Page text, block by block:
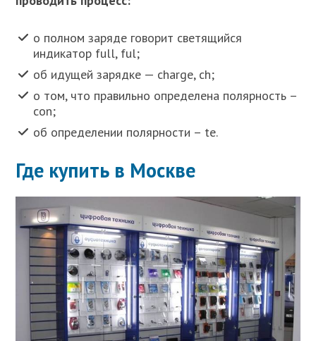
о полном заряде говорит светящийся
индикатор full, ful;
об идущей зарядке — charge, ch;
о том, что правильно определена полярность –
con;
об определении полярности – te.
Где купить в Москве